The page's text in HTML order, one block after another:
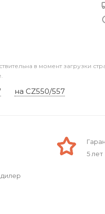
в момент загрузки
на CZ550/557
5 лет